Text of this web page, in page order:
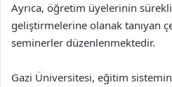
Ayrıca, öğretim üyelerinin
geliştirmelerine olanak tanıyan
seminerler düzenlenmektedir.
Gazi Üniversitesi, eğitim